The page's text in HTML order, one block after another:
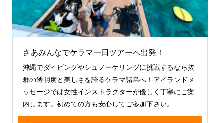
さあみんなでケラマ一日ツアーへ出発！
沖縄でダイビングやシュノーケリングに挑戦するなら抜
群の透明度と美しさを誇るケラマ諸島へ！アイランドメ
ッセージでは女性インストラクターが優しく丁寧にご案
内します。初めての方も安心してご参加下さい。